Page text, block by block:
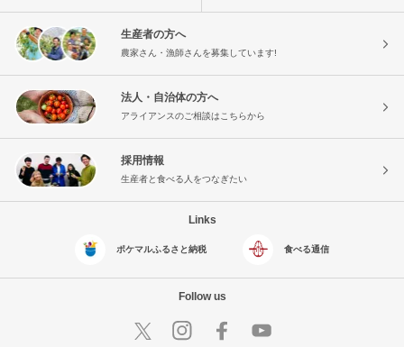
生産者の方へ
農家さん・漁師さんを募集しています!
法人・自治体の方へ
アライアンスのご相談はこちらから
採用情報
生産者と食べる人をつなぎたい
Links
ポケマルふるさと納税 食べる通信
Follow us